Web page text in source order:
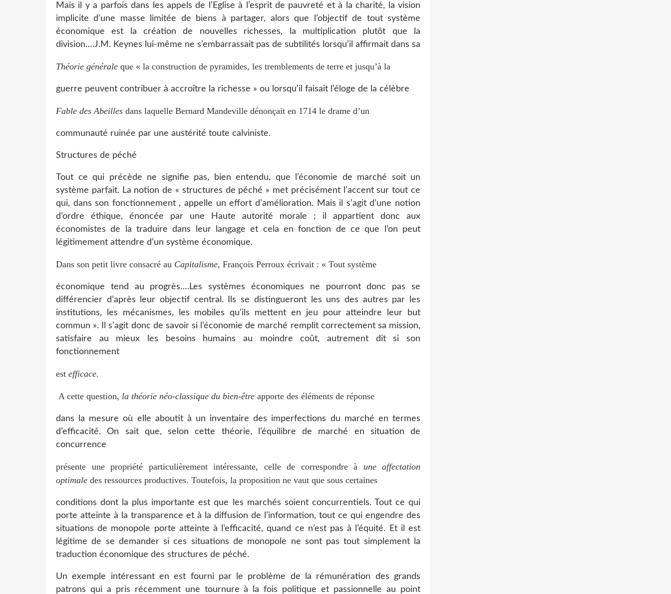
Mais il y a parfois dans les appels de l’Eglise à l’esprit de pauvreté et à la charité, la vision
implicite d’une masse limitée de biens à partager, alors que l’objectif de tout système
économique est la création de nouvelles richesses, la multiplication plutôt que la
division….J.M. Keynes lui-même ne s’embarrassait pas de subtilités lorsqu’il affirmait dans sa
Théorie générale que « la construction de pyramides, les tremblements de terre et jusqu’à la
guerre peuvent contribuer à accroître la richesse » ou lorsqu’il faisait l’éloge de la célèbre
Fable des Abeilles dans laquelle Bernard Mandeville dénonçait en 1714 le drame d’un
communauté ruinée par une austérité toute calviniste.
Structures de péché
Tout ce qui précède ne signifie pas, bien entendu, que l’économie de marché soit un
système parfait. La notion de « structures de péché » met précisément l’accent sur tout ce
qui, dans son fonctionnement , appelle un effort d’amélioration. Mais il s’agit d’une notion
d’ordre éthique, énoncée par une Haute autorité morale ; il appartient donc aux
économistes de la traduire dans leur langage et cela en fonction de ce que l’on peut
légitimement attendre d’un système économique.
Dans son petit livre consacré au Capitalisme, François Perroux écrivait : « Tout système
économique tend au progrès….Les systèmes économiques ne pourront donc pas se
différencier d’après leur objectif central. Ils se distingueront les uns des autres par les
institutions, les mécanismes, les mobiles qu’ils mettent en jeu pour atteindre leur but
commun ». Il s’agit donc de savoir si l’économie de marché remplit correctement sa mission,
satisfaire au mieux les besoins humains au moindre coût, autrement dit si son
fonctionnement
est efficace.
A cette question, la théorie néo-classique du bien-être apporte des éléments de réponse
dans la mesure où elle aboutit à un inventaire des imperfections du marché en termes
d’efficacité. On sait que, selon cette théorie, l’équilibre de marché en situation de
concurrence
présente une propriété particulièrement intéressante, celle de correspondre à une affectation
optimale des ressources productives. Toutefois, la proposition ne vaut que sous certaines
conditions dont la plus importante est que les marchés soient concurrentiels. Tout ce qui
porte atteinte à la transparence et à la diffusion de l’information, tout ce qui engendre des
situations de monopole porte atteinte à l’efficacité, quand ce n’est pas à l’équité. Et il est
légitime de se demander si ces situations de monopole ne sont pas tout simplement la
traduction économique des structures de péché.
Un exemple intéressant en est fourni par le problème de la rémunération des grands
patrons qui a pris récemment une tournure à la fois politique et passionnelle au point